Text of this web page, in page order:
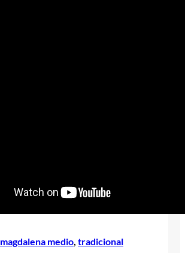
magdalena medio, tradicional